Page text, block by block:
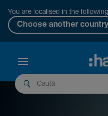
You are localised in the
Choose another country